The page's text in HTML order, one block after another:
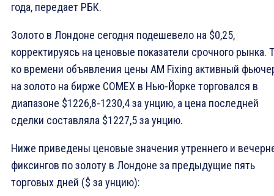
года, передает РБК.
Золото в Лондоне сегодня подешевело на $0,25,
корректируясь на ценовые показатели срочного рынка.
ко времени объявления цены AM Fixing активный
на золото на бирже COMEX в Нью-Йорке торговался в
диапазоне $1226,8-1230,4 за унцию, а цена последней
сделки составляла $1227,5 за унцию.
Ниже приведены ценовые значения утреннего и
фиксингов по золоту в Лондоне за предыдущие пять
торговых дней ($ за унцию):